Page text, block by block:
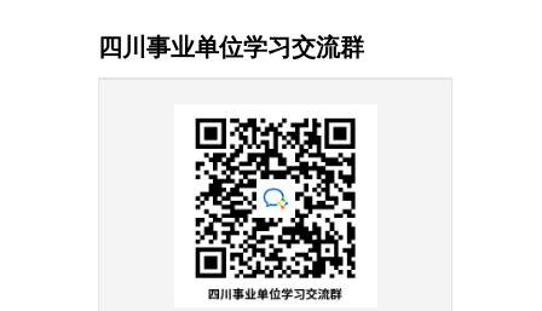
四川事业单位学习交流群